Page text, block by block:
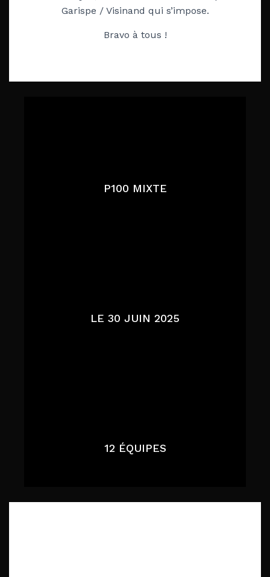
Garispe / Visinand qui s’impose.
Bravo à tous !
P100 MIXTE
LE 30 JUIN 2025
12 ÉQUIPES